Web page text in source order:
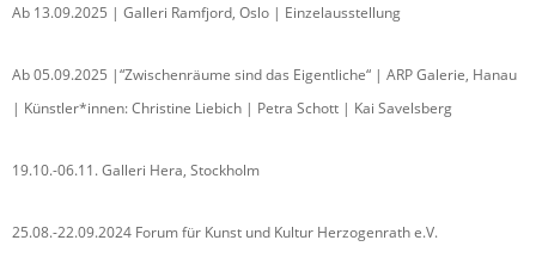
Ab 13.09.2025 | Galleri Ramfjord, Oslo | Einzelausstellung
Ab 05.09.2025 |“Zwischenräume sind das Eigentliche“ | ARP Galerie, Hanau
| Künstler*innen: Christine Liebich | Petra Schott | Kai Savelsberg
19.10.-06.11. Galleri Hera, Stockholm
25.08.-22.09.2024 Forum für Kunst und Kultur Herzogenrath e.V.